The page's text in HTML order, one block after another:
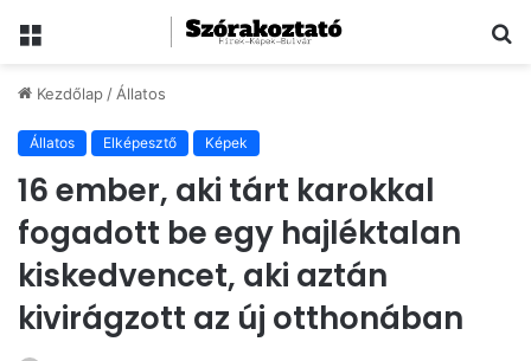
Menü
Kezdőlap / Állatos
Állatos Elképesztő Képek
16 ember, aki tárt karokkal
fogadott be egy hajléktalan
kiskedvencet, aki aztán
kivirágzott az új otthonában